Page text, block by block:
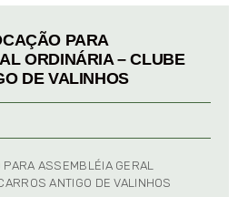
PARA
ORDINÁRIA – CLUBE
DE VALINHOS
ASSEMBLÉIA GERAL
ANTIGO DE VALINHOS